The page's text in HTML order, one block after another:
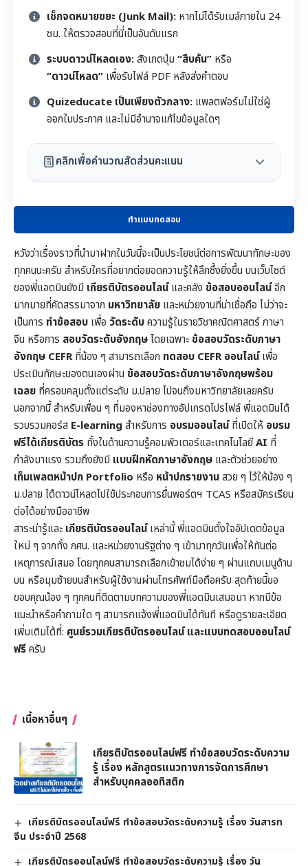
เช็กจดหมายขยะ (Junk Mail): หากไม่ได้รับเมล์ภายใน 24
ชม. ให้ตรวจสอบที่นี่เป็นอันดับแรก
ระบบดาวน์โหลดเอง:สังเกตปุ่ม “สืบค้น” หรือ
“ดาวน์โหลด” เพื่อรับไฟล์ PDF หลังส่งคำตอบ
Quizeducate เป็นเพียงตัวกลาง: แพลตฟอร์มไม่ใช่ผู้
ออกใบประกาศ และไม่มีอำนาจแก้ไขข้อมูลใดๆ
คลิกเพื่อคำนวณสัดส่วนคะแนน
ทำแบบทดสอบ
หวังว่าเรื่องราวที่นำมาฝากในวันนี้จะเป็นประโยชน์ต่อการพัฒนาทักษะของ
ทุกคนนะครับ สำหรับใครที่อยากต่อยอดความรู้ให้ลึกซึ้งยิ่งขึ้น บนเว็บไซต์
ของพี่แอดมินยังมี เกียรติบัตรออนไลน์และคลัง ข้อสอบออนไลน์อีก
มากมายที่คัดสรรมาจาก มหาวิทยาลัย และหน่วยงานที่น่าเชื่อถือ ไม่ว่าจะ
เป็นการ ทำข้อสอบ เพื่อ วัดระดับความรู้ในรายวิชาคณิตศาสตร์ภาษา
จีน หรือการ สอบวัดระดับอังกฤษโดยเฉพาะข้อสอบวัดระดับภาษา
อังกฤษ CEFRที่น้อง ๆ สามารถเลือก ทดสอบ CEFR ออนไลน์เพื่อ
ประเมินทักษะของตนเองผ่าน ข้อสอบวัดระดับภาษาอังกฤษพร้อม
เฉลย ที่ครอบคลุมตั้งแต่ระดับ ม.ปลาย ไปจนถึงมหาวิทยาลัยเลยครับ
นอกจากนี้ สำหรับเพื่อน ๆ ที่มองหาช่องทางอัปเกรดโปรไฟล์ พี่แอดมินได้
รวบรวมคอร์ส E-learning สำหรับการ อบรมออนไลน์ที่เปิดให้ อบรม
ฟรีได้เกียรติบัตร ทั้งในด้านความรู้คอมพิวเตอร์และเทคโนโลยีAI ที่
กำลังมาแรง รวมถึงยังมี แบบฝึกหัดภาษาอังกฤษ และตัวช่วยอย่าง
เท็มเพลตหน้าปก Portfolio หรือ หน้าปกรายงานสวย ๆ ไว้ให้น้อง ๆ
ม.ปลาย ได้ดาวน์โหลดไปใช้ประกอบการยื่นพอร์ตฯ TCAS หรือสมัครเรียน
ต่อได้อย่างมืออาชีพ
สาระน่ารู้และ เกียรติบัตรออนไลน์เหล่านี้ พี่แอดมินตั้งใจอัปเดตข้อมูล
ใหม่ ๆ จากทั้ง กศน. และหน่วยงานรัฐต่าง ๆ เข้ามาทุกวันเพื่อให้ทันต่อ
เหตุการณ์เสมอ โดยทุกคนสามารถเลือกเข้าชมได้ง่าย ๆ ผ่านแถบเมนูด้าน
บน หรือมุมซ้ายบนสำหรับผู้ใช้งานผ่านโทรศัพท์มือถือครับ สุดท้ายนี้ขอ
ขอบคุณน้อง ๆ ทุกคนที่ติดตามบทความของพี่แอดมินเสมอมา หากมีข้อ
แนะนำหรือคำถามใด ๆ สามารถแจ้งพี่แอดมินได้ทันที หรือดูรายละเอียด
เพิ่มเติมได้ที่: ศูนย์รวมเกียรติบัตรออนไลน์ และแบบทดสอบออนไลน์
ฟรีครับ
เนื้อหาอื่นๆ
เกียรติบัตรออนไลน์ฟรี ทำข้อสอบวัดระดับความ
รู้ เรื่อง หลักสูตรแนวทางการจัดการศึกษา
สำหรับบุคคลออทิสติก
เกียรติบัตรออนไลน์ฟรี ทำข้อสอบวัดระดับความรู้ เรื่อง วันสารท
จีน ประจำปี 2568
เกียรติบัตรออนไลน์ฟรี ทำข้อสอบวัดระดับความรู้ เรื่อง วัน